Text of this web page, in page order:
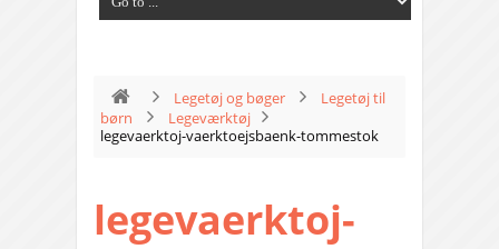
Legetøj og bøger
Legetøj til
børn
Legeværktøj
legevaerktoj-vaerktoejsbaenk-tommestok
legevaerktoj-